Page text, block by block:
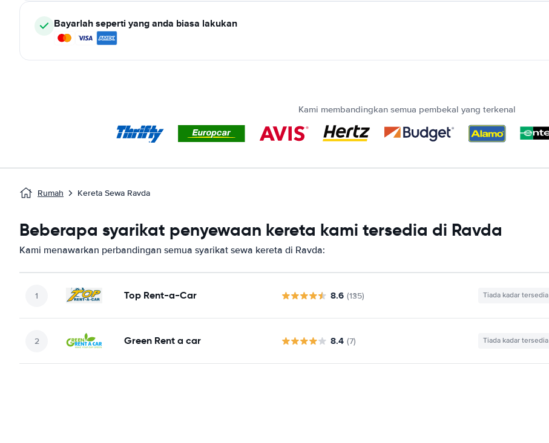
Bayarlah seperti yang anda biasa lakukan
Kami membandingkan semua pembekal yang terkenal
Rumah Kereta Sewa Ravda
Beberapa syarikat penyewaan kereta kami tersedia di Ravda
Kami menawarkan perbandingan semua syarikat sewa kereta di Ravda:
Top Rent-a-Car 8.6 (135) Tiada kadar tersedia
Green Rent a car 8.4 (7) Tiada kadar tersedia